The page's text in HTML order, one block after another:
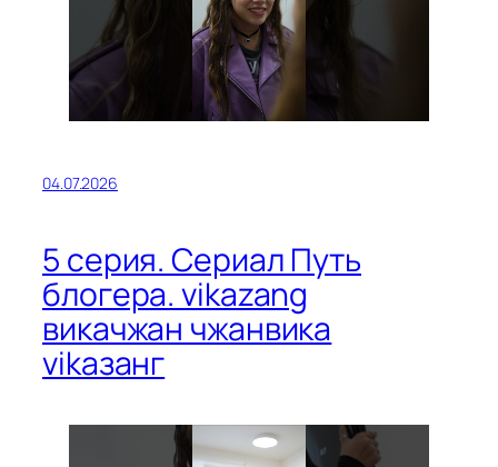
04.07.2026
5 серия. Сериал Путь
блогера. vikazang
викачжан чжанвика
vikазанг